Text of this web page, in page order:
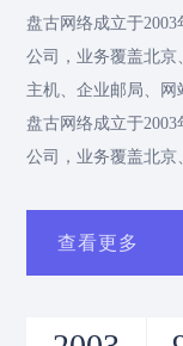
盘古网络成立于
公司，业务覆盖北
主机、企业邮局、网
盘古网络成立于
公司，业务覆盖北京
查看更多